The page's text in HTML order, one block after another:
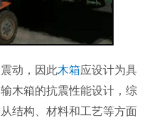
动，因此木箱应设计为具
木箱的抗震性能设计，综
结构、材料和工艺等方面